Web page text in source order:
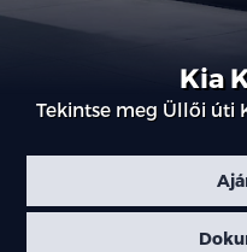
Kia
Tekintse meg Üllői úti